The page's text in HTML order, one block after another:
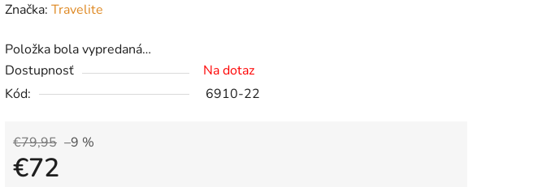
Značka: Travelite
Položka bola vypredaná…
Dostupnosť
Na dotaz
Kód:
6910-22
€79,95 –9 %
€72